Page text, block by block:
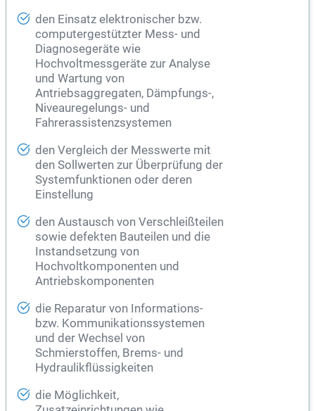
den Einsatz elektronischer bzw.
computergestützter Mess- und
Diagnosegeräte wie
Hochvoltmessgeräte zur Analyse
und Wartung von
Antriebsaggregaten, Dämpfungs-,
Niveauregelungs- und
Fahrerassistenzsystemen
den Vergleich der Messwerte mit
den Sollwerten zur Überprüfung der
Systemfunktionen oder deren
Einstellung
den Austausch von Verschleißteilen
sowie defekten Bauteilen und die
Instandsetzung von
Hochvoltkomponenten und
Antriebskomponenten
die Reparatur von Informations-
bzw. Kommunikationssystemen
und der Wechsel von
Schmierstoffen, Brems- und
Hydraulikflüssigkeiten
die Möglichkeit,